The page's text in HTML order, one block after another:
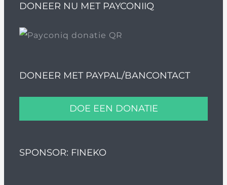
DONEER NU MET PAYCONIIQ
DONEER MET PAYPAL/BANCONTACT
DOE EEN DONATIE
SPONSOR: FINEKO